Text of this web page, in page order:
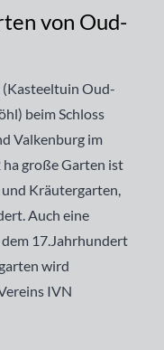
von Oud-
(Kasteeltuin Oud-
beim Schloss
Valkenburg im
große Garten ist
Kräutergarten,
Auch eine
17.Jahrhundert
wird
IVN